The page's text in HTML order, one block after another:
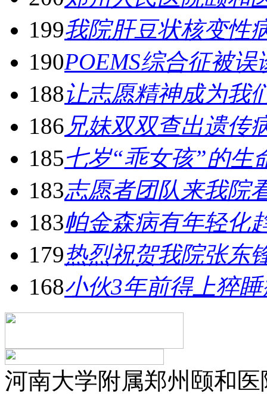
199我院肝豆状核变性
190POEMS综合征被
188让志愿精神成为我
186 兄妹双双查出遗传
185七岁“乖女孩”的生
183志愿者团队来我院
183帕金森病有年轻化
179热烈祝贺我院张东
168小伙3年前得上猝
河南大学附属郑州颐和